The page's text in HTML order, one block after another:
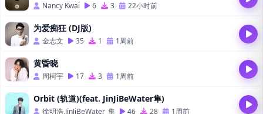
Nancy Kwai 6 3 22小时前
为爱痴狂 (DJ版)
金志文 35 1 1周前
黄昏晓
周柯宇 17 3 1周前
Orbit (轨道)(feat. JinJiBeWater隼)
徐明浩,JinJiBeWater_隼 46 28 1周前